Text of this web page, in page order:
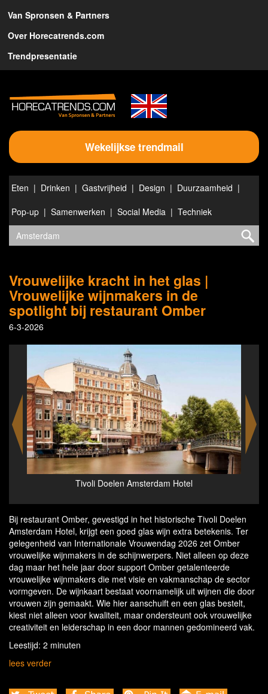
Van Spronsen & Partners
Over Horecatrends.com
Trendpresentatie
Wekelijkse trendmail
Eten Drinken Gastvrijheid Design
Duurzaamheid
Pop-up
Samenwerken Social Media Techniek
Vrouwelijke kracht in het glas |
Vrouwelijke wijnmakers in de
spotlight bij restaurant Omber
6-3-2026
Restaurant Omber in the Tivoli Doelen Amsterdam
Bij restaurant Omber, gevestigd in het historische Tivoli Doelen
Amsterdam Hotel, krijgt een goed glas wijn extra betekenis. Ter
gelegenheid van Internationale Vrouwendag 2026 zet Omber
vrouwelijke wijnmakers in de schijnwerpers. Niet alleen op deze
dag maar het hele jaar door support Omber getalenteerde
vrouwelijke wijnmakers die met visie en vakmanschap de sector
vormgeven. De wijnkaart bestaat voornamelijk uit wijnen die door
vrouwen zijn gemaakt. Wie hier aanschuift en een glas bestelt,
kiest niet alleen voor kwaliteit, maar ondersteunt ook vrouwelijke
creativiteit en leiderschap in een door mannen gedomineerd vak.
Leestijd: 2 minuten
lees verder